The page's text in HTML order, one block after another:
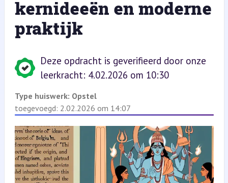
kernideeën en moderne
praktijk
Deze opdracht is geverifieerd door onze
leerkracht: 4.02.2026 om 10:30
Type huiswerk: Opstel
toegevoegd: 2.02.2026 om 14:07